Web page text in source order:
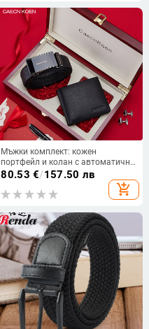
Мъжки комплект: кожен
портфейл и колан с автоматично
закопчаване — първокласна
телешка кожа, катарама от
сплав, бизнес стил
80.53 €/157.50 лв
add_shopping_cart